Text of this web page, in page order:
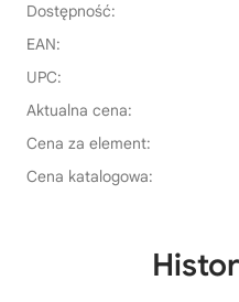
Dostępność:
EAN:
UPC:
Aktualna cena:
Cena za element:
Cena katalogowa: